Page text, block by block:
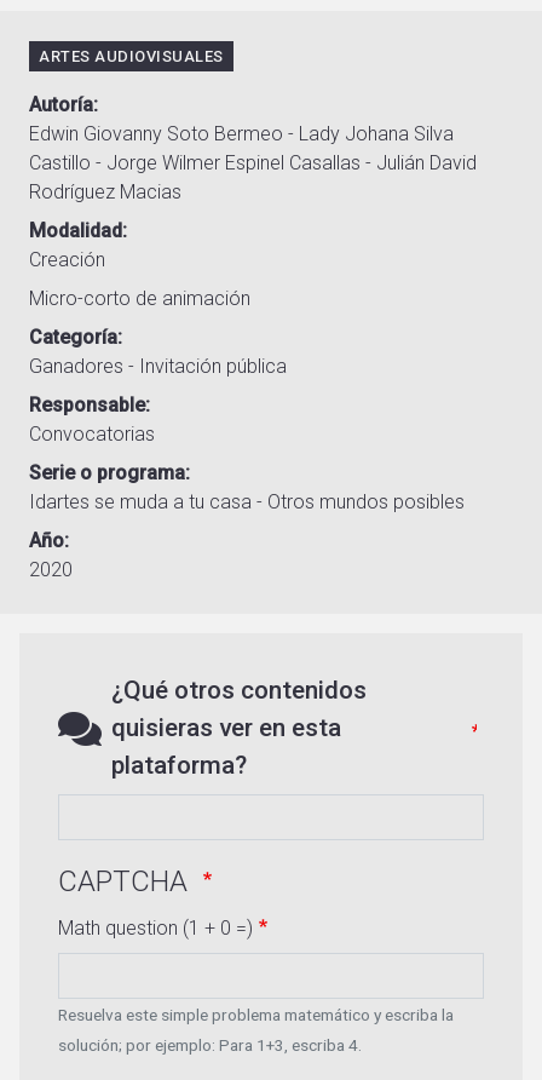
ARTES AUDIOVISUALES
Autoría
Edwin Giovanny Soto Bermeo - Lady Johana Silva
Castillo - Jorge Wilmer Espinel Casallas - Julián David
Rodríguez Macias
Modalidad
Creación
Micro-corto de animación
Categoría
Ganadores - Invitación pública
Responsable
Convocatorias
Serie o programa
Idartes se muda a tu casa - Otros mundos posibles
Año
2020
¿Qué otros contenidos
quisieras ver en esta
plataforma?
CAPTCHA
Math question (1 + 0 =)
Resuelva este simple problema matemático y escriba la
solución; por ejemplo: Para 1+3, escriba 4.